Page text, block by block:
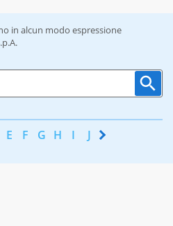
in alcun modo espressione
E F G H I J K